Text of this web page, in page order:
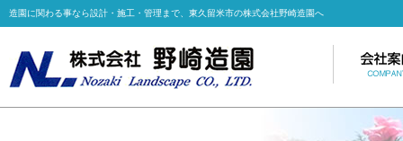
造園に関わる事なら設計・施工・管理まで、東久留米市の株式会社野崎造園へ